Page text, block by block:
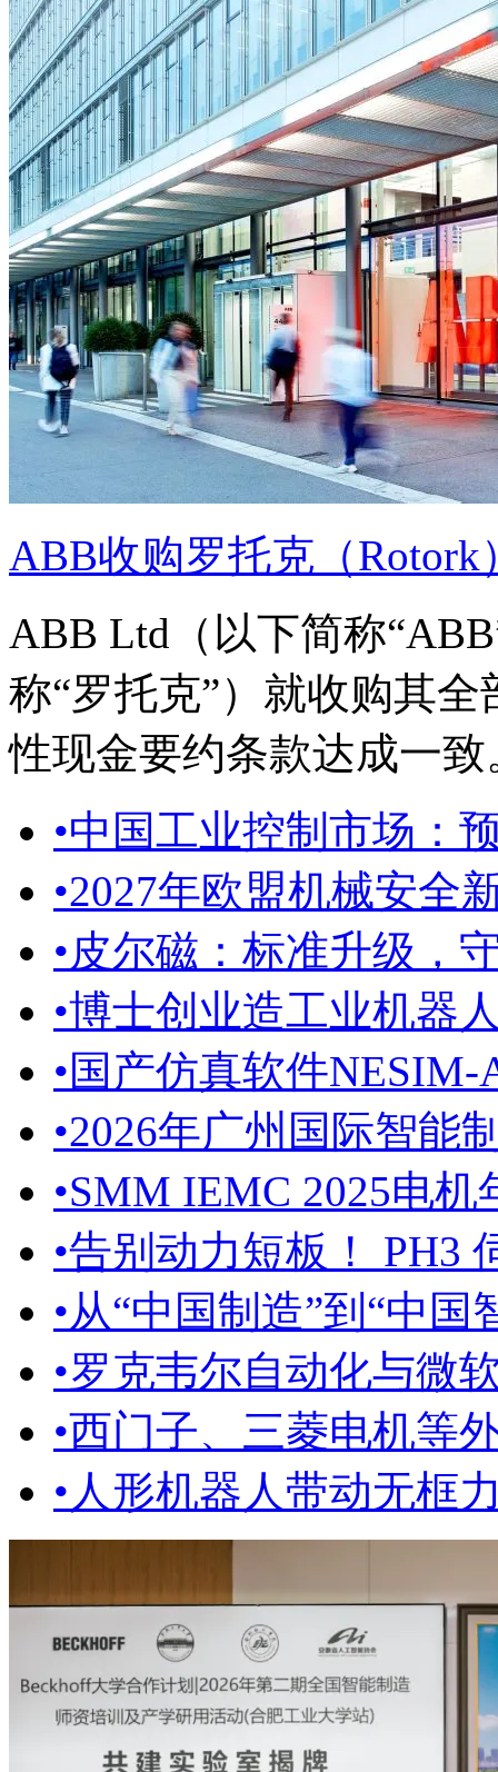
ABB收购罗托克（
ABB Ltd（以下简称
称“罗托克”）就收购其
性现金要约条款达成一致
•中国工业控制市场：
•2027年欧盟机械安全
•皮尔磁：标准升级，
•博士创业造工业机器
•国产仿真软件
•2026年广州国际智能
•SMM IEMC 2025电
•告别动力短板！ PH3
•从“中国制造”到“中国
•罗克韦尔自动化与微
•西门子、三菱电机等
• 人形机器人带动无框